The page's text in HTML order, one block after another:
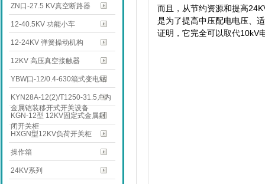
ZN口-27.5 KV真空断路器
12-40.5KV 功能小车
12-24KV 弹簧操动机构
12KV 高压真空接触器
YBW口-12/0.4-630箱式变电站
KYN28A-12(2)/T1250-31.5户内
金属铠装移开式开关设备
KGN-12型 12KV固定式金属封
闭开关柜
HXGN型12KV负荷开关柜
操作箱
24KV系列
而且，从节约资源和提高
是为了提高中压配电电压、
证明，它完全可以取代10kV